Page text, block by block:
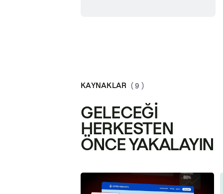
KAYNAKLAR ( 9 )
GELECEĞI
HERKESTEN
ÖNCE YAKALAYIN